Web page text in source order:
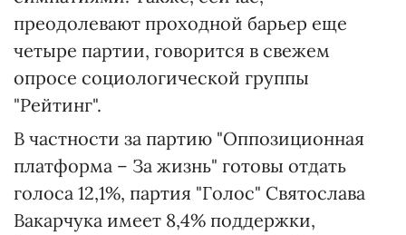
преодолевают проходной барьер еще
четыре партии, говорится в свежем
опросе социологической группы
"Рейтинг".
В частности за партию "Оппозиционная
платформа – За жизнь" готовы отдать
голоса 12,1%, партия "Голос" Святослава
Вакарчука имеет 8,4% поддержки,